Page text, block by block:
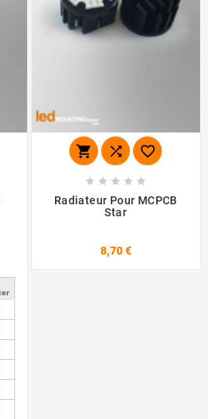
  
    
Radiateur Pour MCPCB
Star
8,70 €